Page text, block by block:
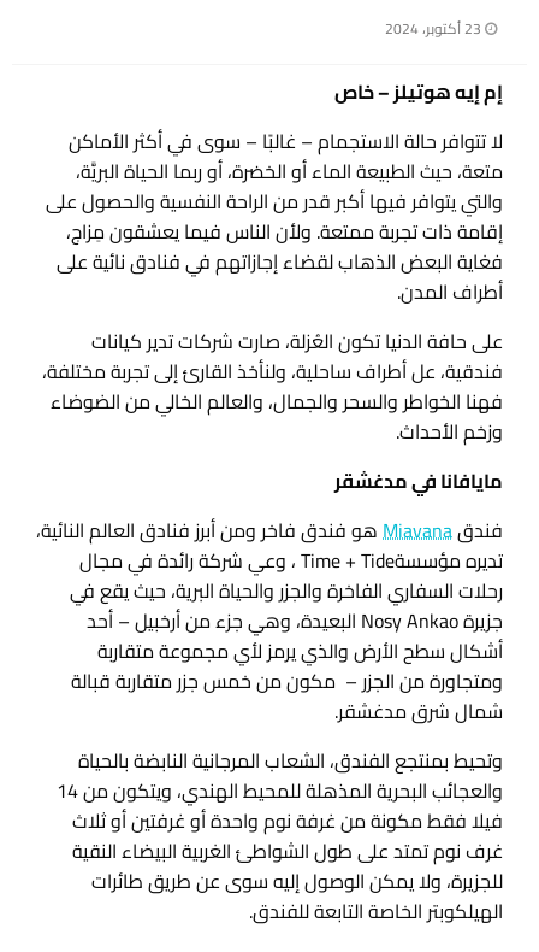
نُشر
23 أكتوبر، 2024
إم إيه هوتيلز – خاص
لا تتوافر حالة الاستجمام – غالبًا – سوى في أكثر الأماكن
متعة، حيث الطبيعة الماء أو الخضرة، أو ربما الحياة البريَّة،
والتي يتوافر فيها أكبر قدر من الراحة النفسية والحصول على
إقامة ذات تجربة ممتعة. ولأن الناس فيما يعشقون مِزاج،
فغاية البعض الذهاب لقضاء إجازاتهم في فنادق نائية على
أطراف المدن.
على حافة الدنيا تكون العُزلة، صارت شركات تدير كيانات
فندقية، عل أطراف ساحلية، ولنأخذ القارئ إلى تجربة مختلفة،
فهنا الخواطر والسحر والجمال، والعالم الخالي من الضوضاء
وزخم الأحداث.
مايافانا في مدغشقر
فندقMiavanaهو فندق فاخر ومن أبرز فنادق العالم النائية،
تديره مؤسسةTime + Tide ، وعي شركة رائدة في مجال
رحلات السفاري الفاخرة والجزر والحياة البرية، حيث يقع في
جزيرة Nosy Ankao البعيدة، وهي جزء من أرخبيل – أحد
أشكال سطح الأرض والذي يرمز لأي مجموعة متقاربة
ومتجاورة من الجزر – مكون من خمس جزر متقاربة قبالة
شمال شرق مدغشقر.
وتحيط بمنتجع الفندق، الشعاب المرجانية النابضة بالحياة
والعجائب البحرية المذهلة للمحيط الهندي، ويتكون من 14
فيلا فقط مكونة من غرفة نوم واحدة أو غرفتين أو ثلاث
غرف نوم تمتد على طول الشواطئ الغربية البيضاء النقية
للجزيرة، ولا يمكن الوصول إليه سوى عن طريق طائرات
الهيلكوبتر الخاصة التابعة للفندق.